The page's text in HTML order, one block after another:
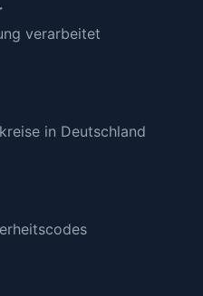
verarbeitet
in Deutschland